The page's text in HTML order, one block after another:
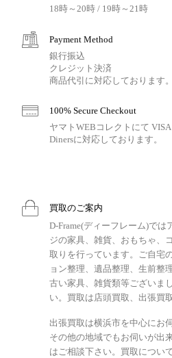
18時～20時 / 19時～21時
Payment Method
銀行振込
クレジット決済
商品代引に対応しております。
100% Secure Checkout
ヤマトWEBコレクトにて VISA
Dinersに対応しております。
買取のご案内
D-Frame(ディーフレーム)で
ジの家具、雑貨、おもちゃ、
取りを行っています。ご自宅
ョン整理、遺品整理、生前整
古い家具、雑貨類等ございま
い。買取は店頭買取、出張買
出張買取は横浜市を中心にお
その他の地域でもお伺いが出
はご相談下さい。買取につい